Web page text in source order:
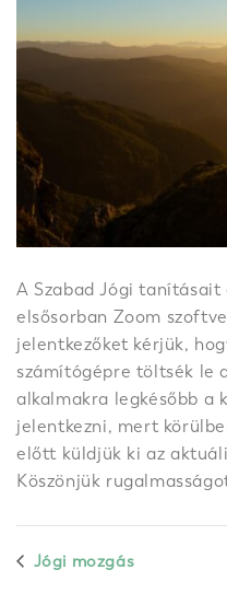
A Szabad Jógi
elsősorban Zoom
jelentkezőket kérjük,
számítógépre töltsék le
alkalmakra legkésőbb a
jelentkezni, mert
előtt küldjük ki az
Köszönjük
Jógi mozgás